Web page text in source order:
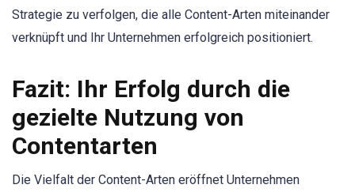
Strategie zu verfolgen, die alle Content-Arten miteinander
verknüpft und Ihr Unternehmen erfolgreich positioniert.
Fazit: Ihr Erfolg durch die
gezielte Nutzung von
Contentarten
Die Vielfalt der Content-Arten eröffnet Unternehmen